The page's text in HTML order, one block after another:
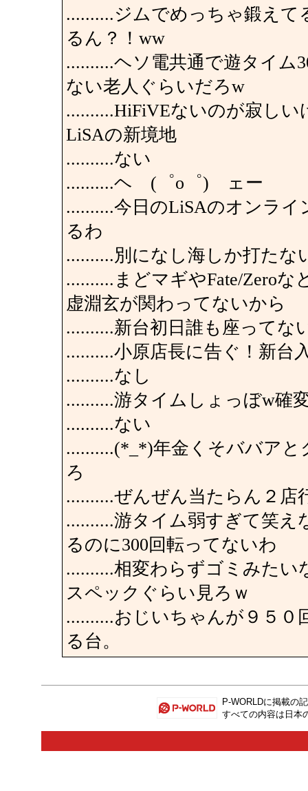
..........ジムでめっちゃ鍛えて
るん？！ww
..........ヘソ電共通で遊タイム
ない老人ぐらいだろw
..........HiFiVEないのが寂しい
LiSAの新境地
..........ない
..........ヘ (゜o゜) ェー
..........今日のLiSAのオンラ
るわ
..........別になし海しか打たな
..........まどマギやFate/Zero
虚淵玄が関わってないから
..........新台初日誰も座ってな
..........小原店長に告ぐ！新台
..........なし
..........游タイムしょっぼw確
..........ない
..........(*_*)年金くそババア
ろ
..........ぜんぜん当たらん２店
..........游タイム弱すぎて笑え
るのに300回転ってないわ
..........相変わらずゴミみた
スペックぐらい見ろｗ
..........おじいちゃんが９５
る台。
P-WORLDに掲載の
すべての内容は日本